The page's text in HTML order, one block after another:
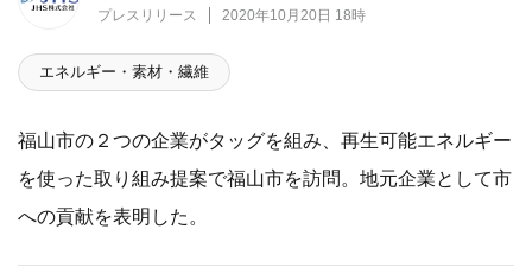
プレスリリース 2020年10月20日 18時
エネルギー・素材・繊維
福山市の２つの企業がタッグを組み、再生可能エネルギー
を使った取り組み提案で福山市を訪問。地元企業として市
への貢献を表明した。